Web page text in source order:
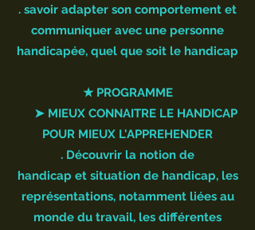
. savoir adapter son comportement et
communiquer avec une personne
handicapée, quel que soit le handicap
★ PROGRAMME
➤ MIEUX CONNAITRE LE HANDICAP
POUR MIEUX L'APPREHENDER
. Découvrir la notion de
handicap et situation de handicap, les
représentations, notamment liées au
monde du travail, les différentes